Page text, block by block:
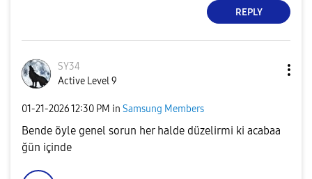
REPLY
SY34
Active Level 9
‎01-21-202612:30 PM in Samsung Members
Bende öyle genel sorun her halde düzelirmi ki acabaa
ğün içinde